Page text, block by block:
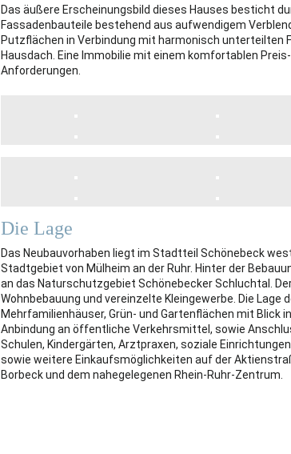
Das äußere Erscheinungsbild dieses Hauses besticht
Fassadenbauteile bestehend aus aufwendigem
Putzflächen in Verbindung mit harmonisch
Hausdach. Eine Immobilie mit einem komfortablen
Anforderungen.
Die Lage
Das Neubauvorhaben liegt im Stadtteil Schönebeck
Stadtgebiet von Mülheim an der Ruhr. Hinter der
an das Naturschutzgebiet Schönebecker Schluchtal.
Wohnbebauung und vereinzelte Kleingewerbe. Die
Mehrfamilienhäuser, Grün- und Gartenflächen mit Blick
Anbindung an öffentliche Verkehrsmittel, sowie
Schulen, Kindergärten, Arztpraxen, soziale
sowie weitere Einkaufsmöglichkeiten auf der
Borbeck und dem nahegelegenen Rhein-Ruhr-Zentrum.